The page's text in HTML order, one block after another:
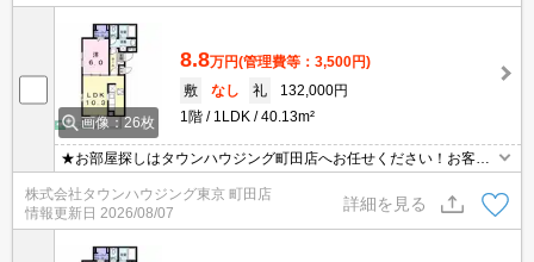
画像：26枚
8.8万円(管理費等：3,500円)
敷
なし 礼
132,000円
1階
1LDK 40.13m²
★お部屋探しはタウンハウジング町田店へお任せください！お客様
のご条件にピッタリなお部屋をご紹介可能です！！お引越しのプロ
が精一杯お手伝いさせていただきます！！★
株式会社タウンハウジング東京 町田店
情報更新日 2026/08/07
詳細を見る